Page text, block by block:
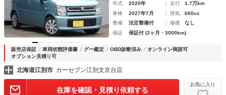
年式 2020年 走行
1.7万km
車検
2027年7月 排気
660cc
整備
法定整備付 修復
なし
保証
保証付 (3ヶ月・3000km)
販売店保証 車両状態評価書 グー鑑定 OBD診断済み
オンライン商談可
オプション見積り可
北海道江別市 カーセブン江別文京台店
在庫を確認・見積り依頼する
お気に入り